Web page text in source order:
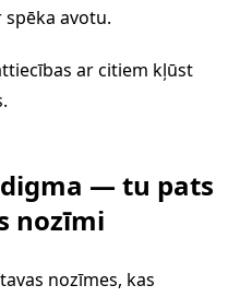
avotu.
ar citiem kļūst
— tu pats
nozīmi
nozīmes, kas